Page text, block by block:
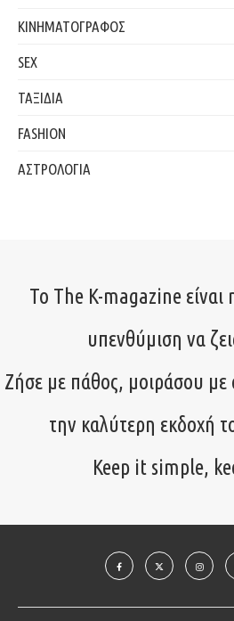
ΚΙΝΗΜΑΤΟΓΡΑΦΟΣ
SEX
ΤΑΞΙΔΙΑ
FASHION
ΑΣΤΡΟΛΟΓΙΑ
Το The K-magazine είναι
υπενθύμιση να
Ζήσε με πάθος, μοιράσου
την καλύτερη εκδοχή
Keep it simple,